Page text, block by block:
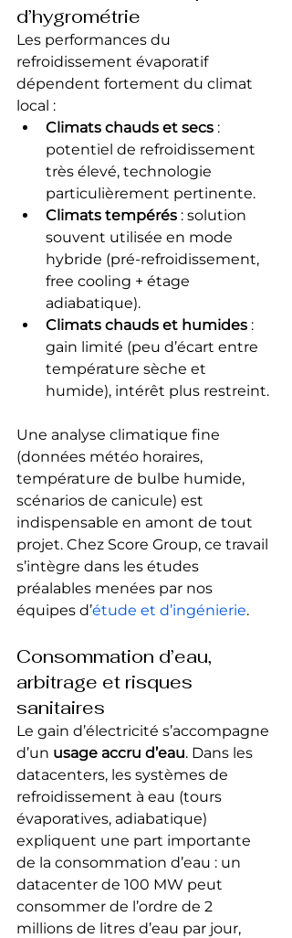
d’hygrométrie
Les performances du
refroidissement évaporatif
dépendent fortement du climat
local :
Climats chauds et secs :
potentiel de refroidissement
très élevé, technologie
particulièrement pertinente.
Climats tempérés : solution
souvent utilisée en mode
hybride (pré-refroidissement,
free cooling + étage
adiabatique).
Climats chauds et humides :
gain limité (peu d’écart entre
température sèche et
humide), intérêt plus restreint.
Une analyse climatique fine
(données météo horaires,
température de bulbe humide,
scénarios de canicule) est
indispensable en amont de tout
projet. Chez Score Group, ce travail
s’intègre dans les études
préalables menées par nos
équipes d’étude et d’ingénierie.
Consommation d’eau,
arbitrage et risques
sanitaires
Le gain d’électricité s’accompagne
d’un usage accru d’eau. Dans les
datacenters, les systèmes de
refroidissement à eau (tours
évaporatives, adiabatique)
expliquent une part importante
de la consommation d’eau : un
datacenter de 100 MW peut
consommer de l’ordre de 2
millions de litres d’eau par jour,